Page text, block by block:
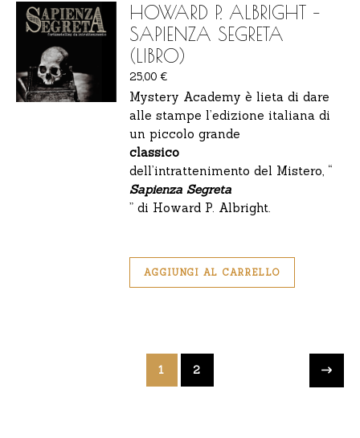
HOWARD P. ALBRIGHT –
SAPIENZA SEGRETA
(LIBRO)
25,00€
Mystery Academy è lieta di dare
alle stampe l’edizione italiana di
un piccolo grande
classico
dell’intrattenimento del Mistero, “
Sapienza Segreta
” di Howard P. Albright.
AGGIUNGI AL CARRELLO
1 2